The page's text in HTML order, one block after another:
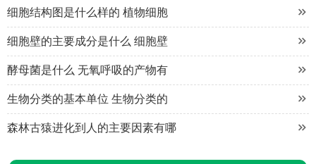

细胞结构图是什么样的 植物细胞

细胞壁的主要成分是什么 细胞壁

酵母菌是什么 无氧呼吸的产物有

生物分类的基本单位 生物分类的

森林古猿进化到人的主要因素有哪